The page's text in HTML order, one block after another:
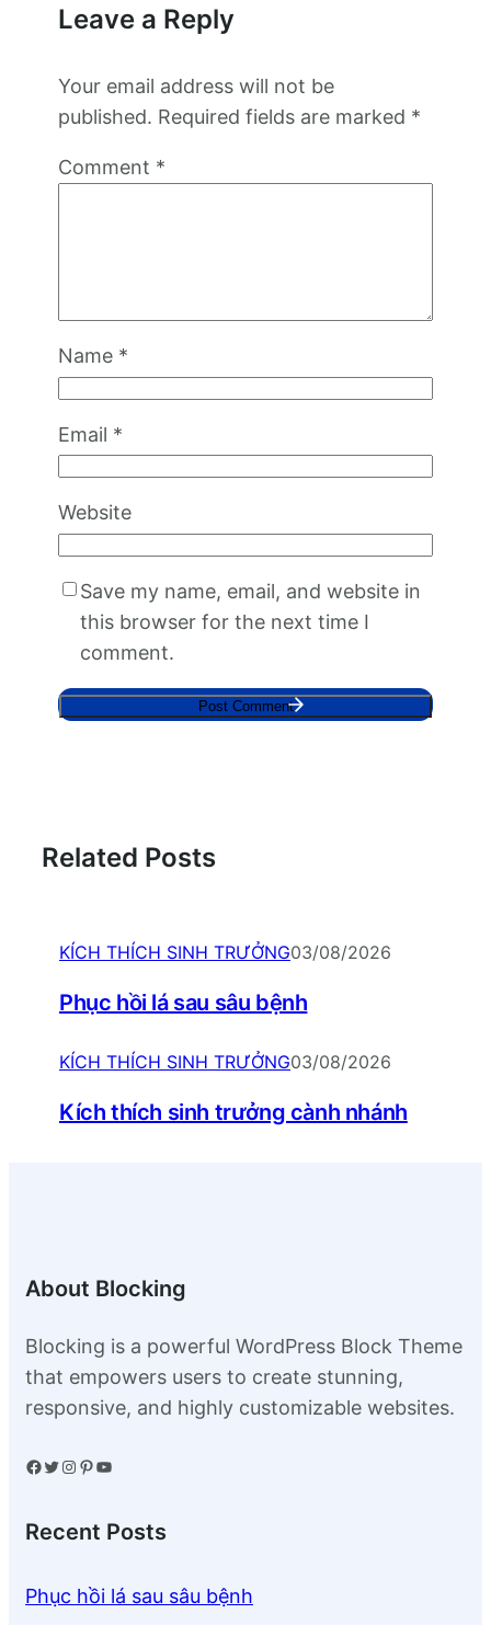
Leave a Reply
Your email address will not be
published. Required fields are marked *
Comment *
Name *
Email *
Website
Save my name, email, and website in
this browser for the next time I
comment.
Related Posts
KÍCH THÍCH SINH TRƯỞNG03/08/2026
Phục hồi lá sau sâu bệnh
KÍCH THÍCH SINH TRƯỞNG03/08/2026
Kích thích sinh trưởng cành nhánh
About Blocking
Blocking is a powerful WordPress Block Theme
that empowers users to create stunning,
responsive, and highly customizable websites.
Facebook Twitter Instagram Pinterest YouTube
Recent Posts
Phục hồi lá sau sâu bệnh